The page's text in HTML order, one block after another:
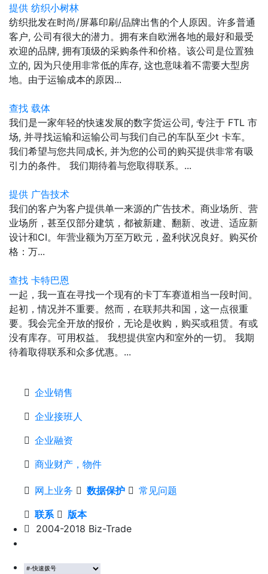
提供 纺织小树林
纺织批发在时尚/屏幕印刷/品牌出售的个人原因。许多普通
客户, 公司有很大的潜力。拥有来自欧洲各地的最好和最受
欢迎的品牌, 拥有顶级的采购条件和价格。该公司是位置独
立的, 因为只使用非常低的库存, 这也意味着不需要大型房
地。由于运输成本的原因...
查找 载体
我们是一家年轻的快速发展的数字货运公司, 专注于 FTL 市
场, 并寻找运输和运输公司与我们自己的车队至少t 卡车。
我们希望与您共同成长, 并为您的公司的购买提供非常有吸
引力的条件。 我们期待着与您取得联系。...
提供 广告技术
我们的客户为客户提供单一来源的广告技术。商业场所、营
业场所，甚至仅部分建筑，都被新建、翻新、改进、适应新
设计和CI。年营业额为万至万欧元，盈利状况良好。购买价
格：万...
查找 卡特巴恩
一起，我一直在寻找一个现有的卡丁车赛道相当一段时间。
起初，情况并不重要。然而，在联邦共和国，这一点很重
要。我会完全开放的报价，无论是收购，购买或租赁。有或
没有库存。可用权益。 我想提供室内和室外的一切。 我期
待着取得联系和众多优惠。...
企业销售
企业接班人
企业融资
商业财产，物件
网上业务 数据保护 常见问题
联系 版本
2004-2018 Biz-Trade